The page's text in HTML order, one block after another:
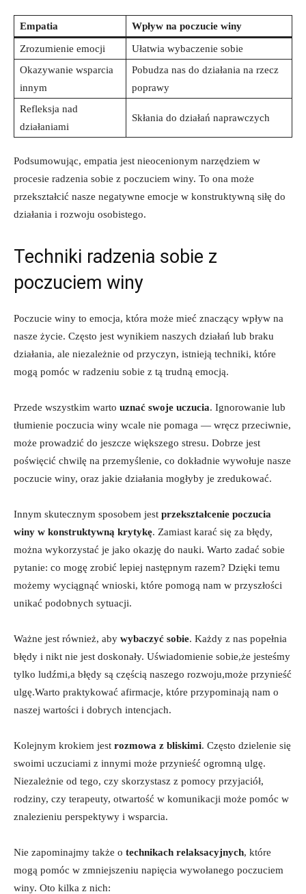
Empatia Wpływ ‍na poczucie ‌winy
Zrozumienie emocji
Ułatwia wybaczenie sobie
Okazywanie‍ wsparcia
innym
Pobudza nas do działania na rzecz
poprawy
Refleksja nad
działaniami
Skłania do działań naprawczych
Podsumowując, empatia jest‌ nieocenionym narzędziem w
procesie radzenia sobie ⁣z poczuciem winy. To‍ ona może
przekształcić nasze negatywne emocje w konstruktywną siłę do
działania i ‍rozwoju osobistego.
Techniki radzenia sobie z‌
poczuciem‍ winy
Poczucie winy to emocja,‍ która może mieć​ znaczący wpływ na
nasze życie. Często⁣ jest ​wynikiem naszych ​działań lub braku
działania, ale⁤ niezależnie od przyczyn, istnieją ⁣techniki, które
mogą pomóc w radzeniu ⁤sobie z tą ⁤trudną emocją.
Przede wszystkim warto uznać ⁢swoje uczucia. Ignorowanie lub‌
tłumienie ⁣poczucia‌ winy wcale nie pomaga ⁣— wręcz przeciwnie,
może ​prowadzić do jeszcze większego stresu. Dobrze jest‌
poświęcić⁣ chwilę na przemyślenie, co ​dokładnie⁣ wywołuje nasze
poczucie winy, oraz jakie działania⁤ mogłyby je​ zredukować.
Innym‌ skutecznym sposobem jest przekształcenie poczucia
winy w konstruktywną krytykę. Zamiast karać się za błędy,
można wykorzystać je jako okazję do‍ nauki. ⁤Warto ⁤zadać sobie
pytanie: co⁤ mogę zrobić ​lepiej następnym ⁢razem? Dzięki temu
możemy wyciągnąć wnioski, które pomogą nam w⁤ przyszłości
unikać⁢ podobnych‌ sytuacji.
Ważne jest⁣ również, aby wybaczyć sobie. Każdy z ⁢nas‍ popełnia
błędy ‌i nikt​ nie ⁢jest doskonały. Uświadomienie sobie,że jesteśmy
tylko ludźmi,a błędy są częścią naszego​ rozwoju,może przynieść
ulgę.Warto praktykować afirmacje,​ które ​przypominają nam ‌o​
naszej​ wartości⁢ i dobrych‍ intencjach.
Kolejnym krokiem jest rozmowa z bliskimi. ⁤Często dzielenie​ się
⁣swoimi uczuciami z innymi może przynieść​ ogromną ‌ulgę.
Niezależnie od tego,‌ czy skorzystasz z pomocy przyjaciół,
rodziny,‍ czy terapeuty, ⁣otwartość ‌w‌ komunikacji może pomóc⁣ w
znalezieniu perspektywy i wsparcia.
Nie zapominajmy także o technikach⁣ relaksacyjnych, które
mogą pomóc w zmniejszeniu napięcia wywołanego poczuciem
winy. ‍Oto⁣ kilka z nich: